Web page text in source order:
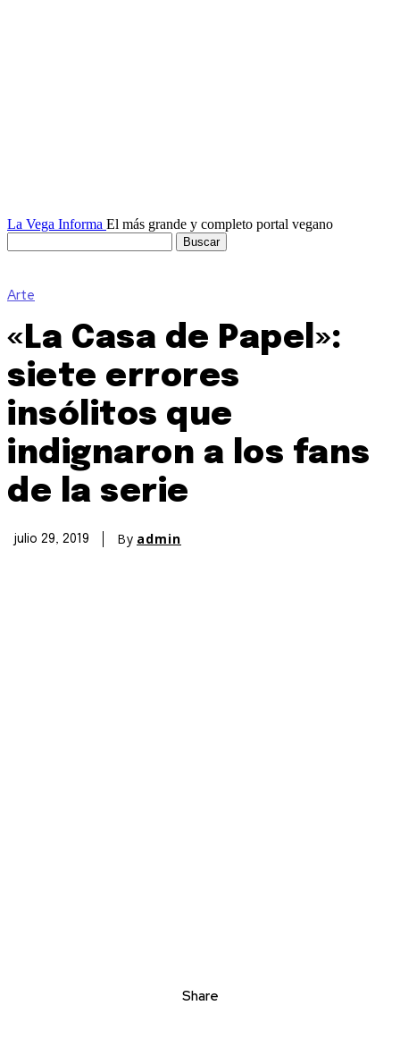
La Vega Informa El más grande y completo portal vegano
Arte
«La Casa de Papel»:
siete errores
insólitos que
indignaron a los fans
de la serie
julio 29, 2019 By admin
Share